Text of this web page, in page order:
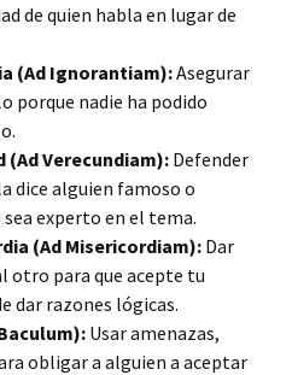
de quien habla en lugar de
(Ad Ignorantiam):Asegurar
porque nadie ha podido
(Ad Verecundiam): Defender
dice alguien famoso o
experto en el tema.
(Ad Misericordiam): Dar
otro para que acepte tu
dar razones lógicas.
Usar amenazas,
obligar a alguien a aceptar